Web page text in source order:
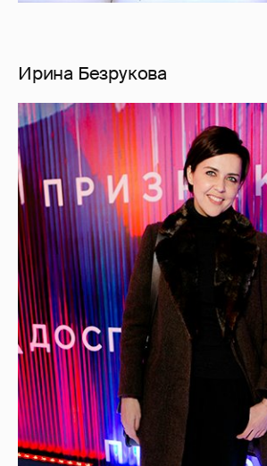
Ирина Безрукова